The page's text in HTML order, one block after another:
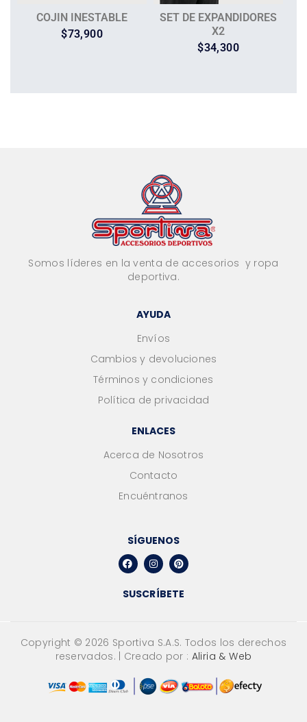
COJIN INESTABLE
$73,900
SET DE EXPANDIDORES
X2
$34,300
Somos líderes en la venta de accesorios y ropa
deportiva.
AYUDA
Envíos
Cambios y devoluciones
Términos y condiciones
Política de privacidad
ENLACES
Acerca de Nosotros
Contacto
Encuéntranos
SÍGUENOS
SUSCRÍBETE
Copyright © 2026 Sportiva S.A.S. Todos los derechos
reservados. | Creado por : Aliria & Web